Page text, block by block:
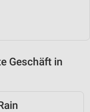
Geschäft in